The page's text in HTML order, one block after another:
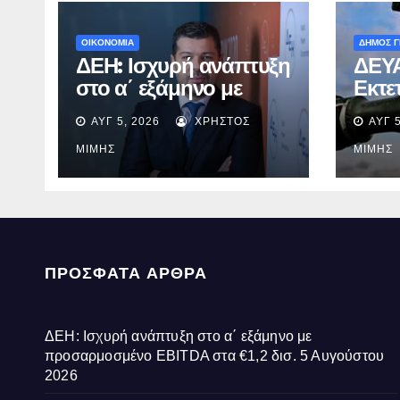
ΟΙΚΟΝΟΜΙΑ
ΔΕΗ: Ισχυρή ανάπτυξη
στο α΄ εξάμηνο με
προσαρμοσμένο
EBITDA στα €1,2 δισ.
ΑΥΓ 5, 2026 ΧΡΉΣΤΟΣ
ΜΊΜΗΣ
ΔΗΜΟΣ
την
ΑΥΓ
ΜΊΜΗΣ
ΠΡΌΣΦΑΤΑ ΆΡΘΡΑ
ΔΕΗ: Ισχυρή ανάπτυξη στο α΄ εξάμηνο με
προσαρμοσμένο EBITDA στα €1,2 δισ. 5 Αυγούστου
2026